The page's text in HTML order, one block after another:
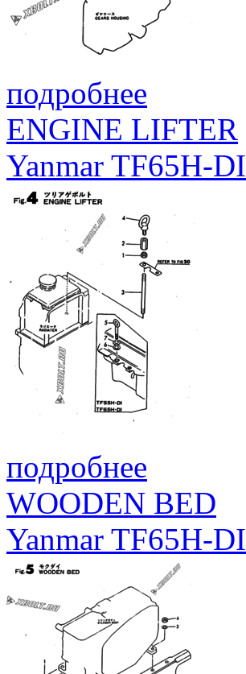
подробнее
ENGINE LIFTER
Yanmar TF65H-DI
подробнее
WOODEN BED
Yanmar TF65H-DI